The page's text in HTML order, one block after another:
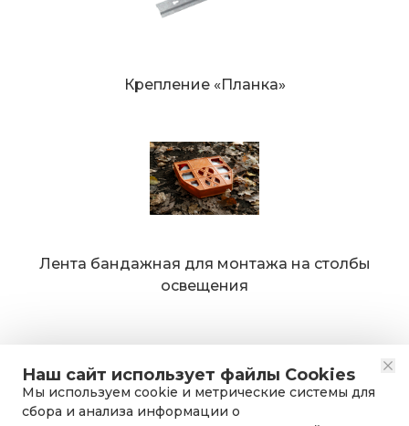
Наш сайт использует файлы Cookies
Мы используем cookie и метрические системы для
сбора и анализа информации о
Крепление «Планка»
Лента бандажная для монтажа на столбы
освещения